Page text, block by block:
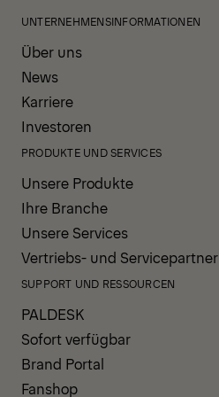
UNTERNEHMENSINFORMATIONEN
Über uns
News
Karriere
Investoren
PRODUKTE UND SERVICES
Unsere Produkte
Ihre Branche
Unsere Services
Vertriebs- und Servicepartner
SUPPORT UND RESSOURCEN
PALDESK
Sofort verfügbar
Brand Portal
Fanshop